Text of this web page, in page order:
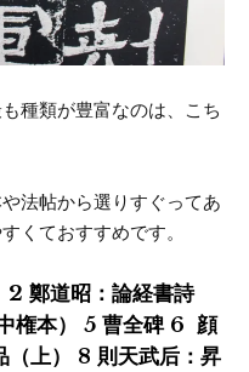
種類が豊富なのは、こち
法帖から選りすぐってあ
くておすすめです。
2 鄭道昭：論経書詩
権本） 5 曹全碑 6 顔
上） 8 則天武后：昇